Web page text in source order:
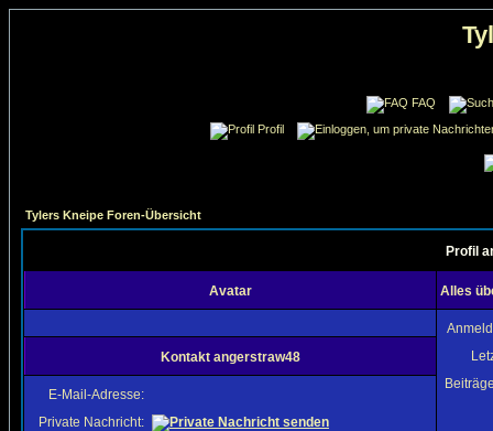
FAQ
Profil
Tylers Kneipe Foren-Übersicht
Profil
Avatar Alles
Kontakt angerstraw48
E-Mail-Adresse:
Private Nachricht: